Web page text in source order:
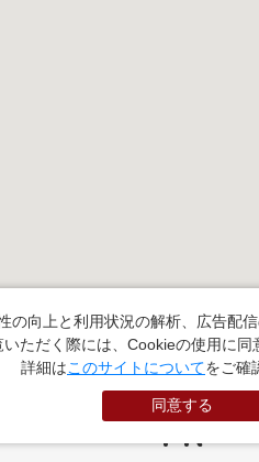
PR
の向上と利用状況の解析、広告配
ただく際には、Cookieの使用に同
詳細はこのサイトについてをご確
同意する